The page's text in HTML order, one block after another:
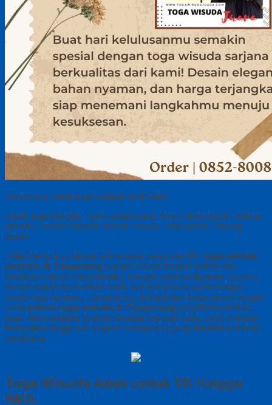
Umumnya, paket toga sarjana terdiri dari:
Jubah toga wisuda, Topi mortarboard, Kuncir atau tassel, Kalung
wisuda, Gordon wisuda, Medali wisuda, Map ijazah, Tabung
ijazah.
Tidak hanya itu, banyak universitas yang memilih toga wisuda
custom di Tangerang supaya serasi dengan warna dan
identitas institusi yang berlaku. Dengan adanya layanan custom,
desain dapat disesuaikan mulai dari kombinasi warna hingga
bordir logo kampus. Lantaran itu, Beraktivitas kerja sama Dengan
serta pabrik toga wisuda di Tangerangyang Berkualifikasi
akan Menyediakan layanan kepada Dampak yang Lebih menarik
Berkualitas tinggi dan Sejalan Komponen yang dibutuhkan Dunia
pendidikan
Toga Wisuda Anak untuk TK hingga
SMA